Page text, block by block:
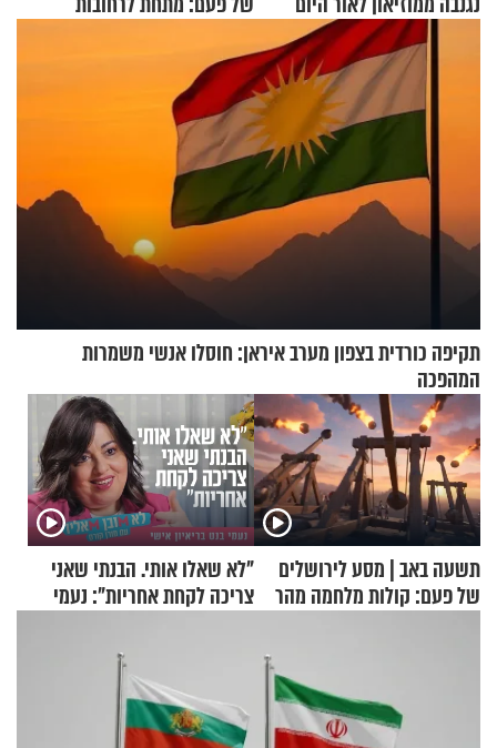
תקיפה כורדית בצפון מערב איראן: חוסלו אנשי משמרות
המהפכה
תשעה באב | מסע לירושלים
של פעם: קולות מלחמה מהר
"לא שאלו אותי. הבנתי שאני
צריכה לקחת אחריות": נעמי